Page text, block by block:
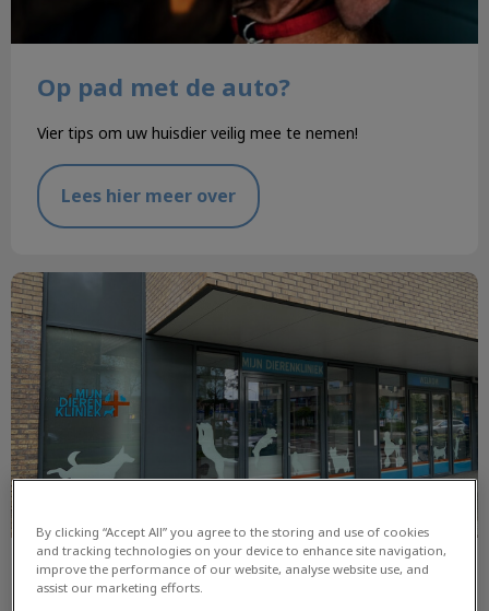
Op pad met de auto?
Vier tips om uw huisdier veilig mee te nemen!
Lees hier meer over
Wij zijn verhuisd!
Wij zijn verhuisd!
By clicking “Accept All” you agree to the storing and use of cookies
and tracking technologies on your device to enhance site navigation,
improve the performance of our website, analyse website use, and
assist our marketing efforts.